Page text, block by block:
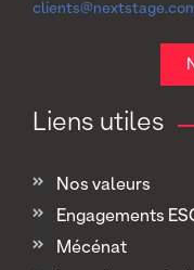
Liens utiles
Nos valeurs
Engagements
Mécénat